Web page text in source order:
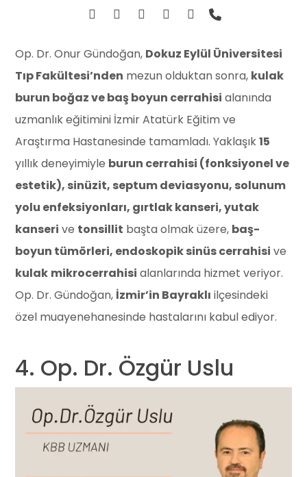
Op. Dr. Onur Gündoğan, Dokuz Eylül Üniversitesi
Tıp Fakültesi’nden mezun olduktan sonra, kulak
burun boğaz ve baş boyun cerrahisi alanında
uzmanlık eğitimini İzmir Atatürk Eğitim ve
Araştırma Hastanesinde tamamladı. Yaklaşık15
yıllık deneyimiyle burun cerrahisi (fonksiyonel ve
estetik), sinüzit, septum deviasyonu, solunum
yolu enfeksiyonları, gırtlak kanseri, yutak
kanseri ve tonsillit başta olmak üzere, baş-
boyun tümörleri, endoskopik sinüs cerrahisi ve
kulak mikrocerrahisi alanlarında hizmet veriyor.
Op. Dr. Gündoğan, İzmir’in Bayraklı ilçesindeki
özel muayenehanesinde hastalarını kabul ediyor.
4. Op. Dr. Özgür Uslu